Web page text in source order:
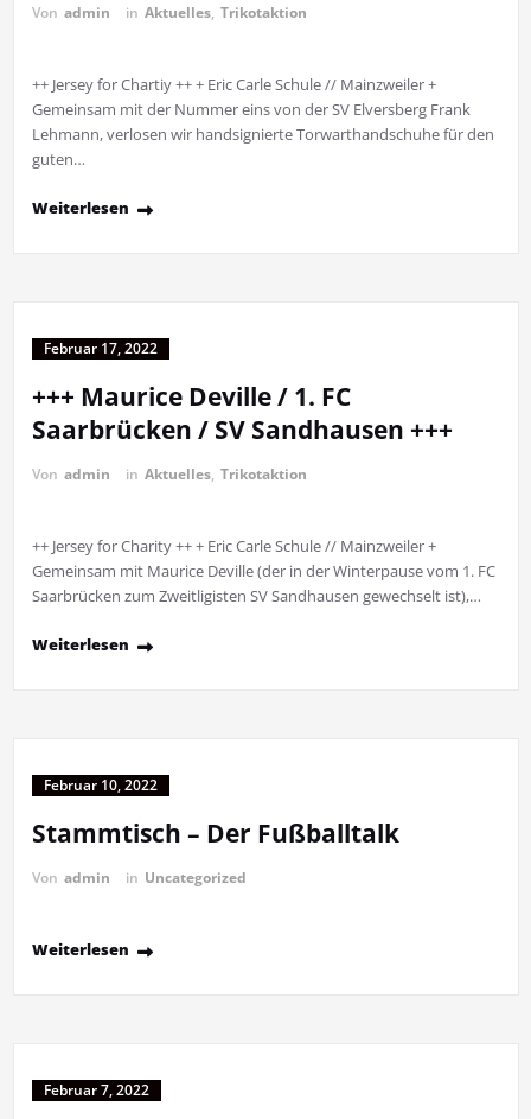
Von admin in Aktuelles, Trikotaktion
++ Jersey for Chartiy ++ + Eric Carle Schule // Mainzweiler +
Gemeinsam mit der Nummer eins von der SV Elversberg Frank
Lehmann, verlosen wir handsignierte Torwarthandschuhe für den
guten…
Weiterlesen
Februar 17, 2022
+++ Maurice Deville / 1. FC
Saarbrücken / SV Sandhausen +++
Von admin in Aktuelles, Trikotaktion
++ Jersey for Charity ++ + Eric Carle Schule // Mainzweiler +
Gemeinsam mit Maurice Deville (der in der Winterpause vom 1. FC
Saarbrücken zum Zweitligisten SV Sandhausen gewechselt ist),…
Weiterlesen
Februar 10, 2022
Stammtisch – Der Fußballtalk
Von admin in Uncategorized
Weiterlesen
Februar 7, 2022